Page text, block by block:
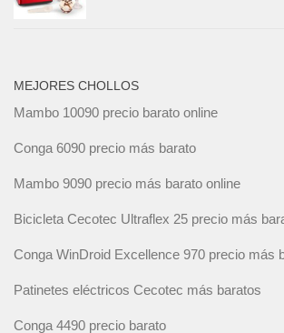
MEJORES CHOLLOS
Mambo 10090 precio barato online
Conga 6090 precio más barato
Mambo 9090 precio más barato online
Bicicleta Cecotec Ultraflex 25 precio más
Conga WinDroid Excellence 970 precio más
Patinetes eléctricos Cecotec más baratos
Conga 4490 precio barato